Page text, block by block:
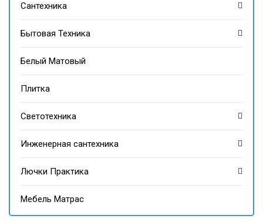
Сантехника
Бытовая Техника
Белый Матовый
Плитка
Светотехника
Инженерная сантехника
Лючки Практика
Мебель Матрас